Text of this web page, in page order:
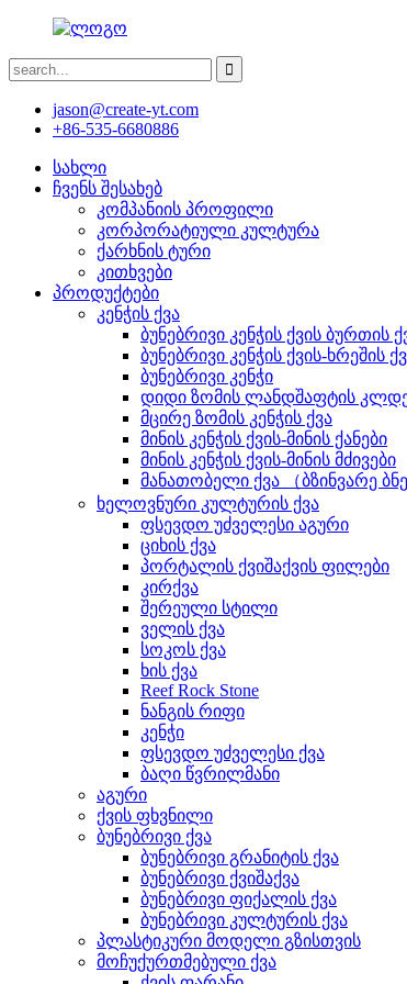
jason@create-yt.com
+86-535-6680886
სახლი
ჩვენს შესახებ
კომპანიის პროფილი
კორპორატიული კულტურა
ქარხნის ტური
კითხვები
პროდუქტები
კენჭის ქვა
ბუნებრივი კენჭის ქვის ბურთის
ბუნებრივი კენჭის ქვის-ხრეშის
ბუნებრივი კენჭი
დიდი ზომის ლანდშაფტის
მცირე ზომის კენჭის ქვა
მინის კენჭის ქვის-მინის ქანები
მინის კენჭის ქვის-მინის მძივები
მანათობელი ქვა （ბზინვარე
ხელოვნური კულტურის ქვა
ფსევდო უძველესი აგური
ციხის ქვა
პორტალის ქვიშაქვის ფილები
კირქვა
შერეული სტილი
ველის ქვა
სოკოს ქვა
ხის ქვა
Reef Rock Stone
ნანგის რიფი
კენჭი
ფსევდო უძველესი ქვა
ბაღი წვრილმანი
აგური
ქვის ფხვნილი
ბუნებრივი ქვა
ბუნებრივი გრანიტის ქვა
ბუნებრივი ქვიშაქვა
ბუნებრივი ფიქალის ქვა
ბუნებრივი კულტურის ქვა
პლასტიკური მოდელი გზისთვის
მოჩუქურთმებული ქვა